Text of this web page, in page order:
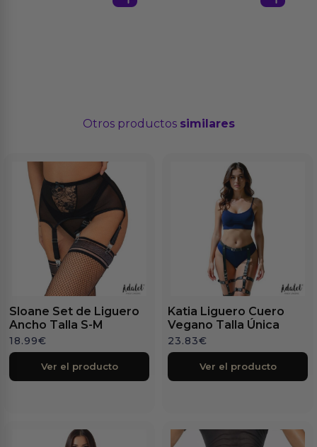
Otros productos similares
Sloane Set de Liguero
Ancho Talla S-M
18.99€
Ver el producto
Katia Liguero Cuero
Vegano Talla Única
23.83€
Ver el producto